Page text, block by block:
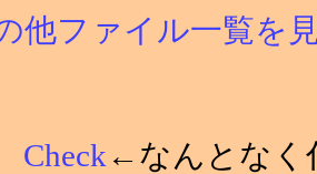
他ファイル一覧を
Check ←なんとなく